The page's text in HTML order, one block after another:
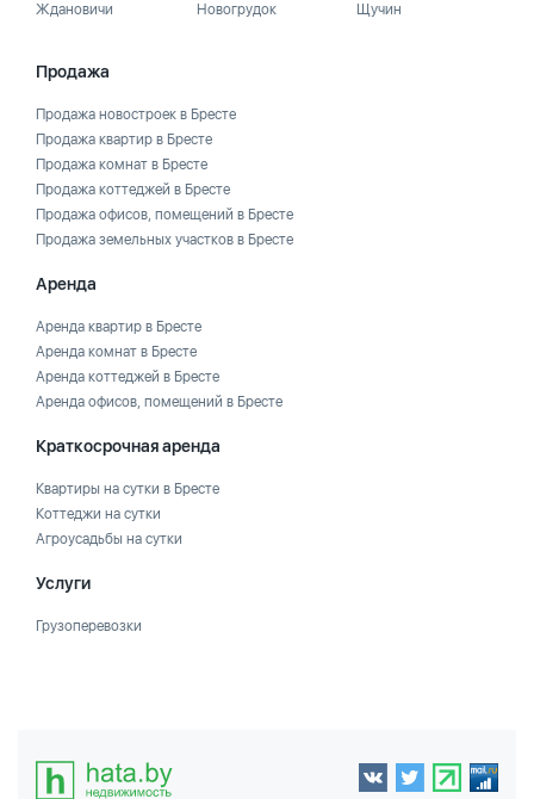
Ждановичи
Новогрудок
Щучин
Продажа
Продажа новостроек в Бресте
Продажа квартир в Бресте
Продажа комнат в Бресте
Продажа коттеджей в Бресте
Продажа офисов, помещений в Бресте
Продажа земельных участков в Бресте
Аренда
Аренда квартир в Бресте
Аренда комнат в Бресте
Аренда коттеджей в Бресте
Аренда офисов, помещений в Бресте
Краткосрочная аренда
Квартиры на сутки в Бресте
Коттеджи на сутки
Агроусадьбы на сутки
Услуги
Грузоперевозки